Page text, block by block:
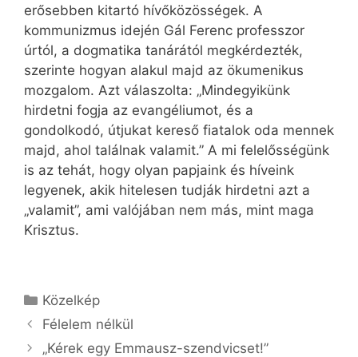
erősebben kitartó hívőközösségek. A
kommunizmus idején Gál Ferenc professzor
úrtól, a dogmatika tanárától megkérdezték,
szerinte hogyan alakul majd az ökumenikus
mozgalom. Azt válaszolta: „Mindegyikünk
hirdetni fogja az evangéliumot, és a
gondolkodó, útjukat kereső fiatalok oda mennek
majd, ahol találnak valamit.” A mi felelősségünk
is az tehát, hogy olyan papjaink és híveink
legyenek, akik hitelesen tudják hirdetni azt a
„valamit”, ami valójában nem más, mint maga
Krisztus.
Kategória
Közelkép
Félelem nélkül
„Kérek egy Emmausz-szendvicset!”